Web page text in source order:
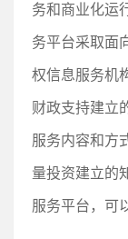
务和商业化运
务平台采取面
权信息服务机
财政支持建立
服务内容和方
量投资建立的
服务平台，可